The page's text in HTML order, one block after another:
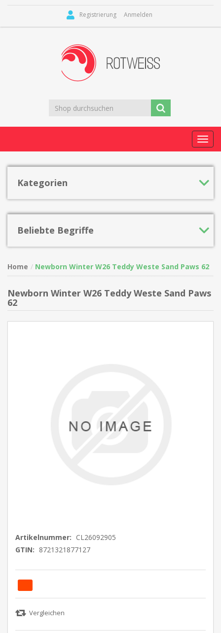
Registrierung Anmelden
Kategorien
Beliebte Begriffe
Home Newborn Winter W26 Teddy Weste Sand Paws 62
Newborn Winter W26 Teddy Weste Sand Paws
62
Artikelnummer: CL26092905
GTIN: 8721321877127